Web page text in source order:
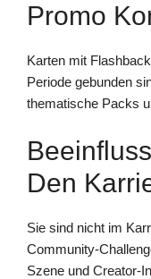
Promo
Karten mit
Periode gebunden
thematische Packs
Den
Sie sind nicht im
Community-
Szene und Creator-